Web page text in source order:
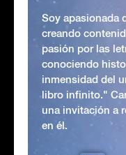
Soy apasionada
creando
pasión por las
conociendo
inmensidad del
libro infinito."
una invitación a
en él.